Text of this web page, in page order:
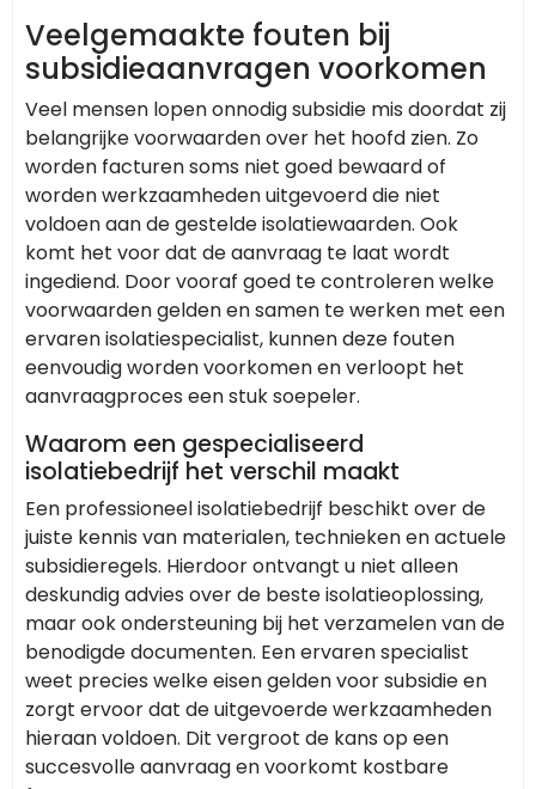
Veelgemaakte fouten bij
subsidieaanvragen voorkomen
Veel mensen lopen onnodig subsidie mis doordat zij
belangrijke voorwaarden over het hoofd zien. Zo
worden facturen soms niet goed bewaard of
worden werkzaamheden uitgevoerd die niet
voldoen aan de gestelde isolatiewaarden. Ook
komt het voor dat de aanvraag te laat wordt
ingediend. Door vooraf goed te controleren welke
voorwaarden gelden en samen te werken met een
ervaren isolatiespecialist, kunnen deze fouten
eenvoudig worden voorkomen en verloopt het
aanvraagproces een stuk soepeler.
Waarom een gespecialiseerd
isolatiebedrijf het verschil maakt
Een professioneel isolatiebedrijf beschikt over de
juiste kennis van materialen, technieken en actuele
subsidieregels. Hierdoor ontvangt u niet alleen
deskundig advies over de beste isolatieoplossing,
maar ook ondersteuning bij het verzamelen van de
benodigde documenten. Een ervaren specialist
weet precies welke eisen gelden voor subsidie en
zorgt ervoor dat de uitgevoerde werkzaamheden
hieraan voldoen. Dit vergroot de kans op een
succesvolle aanvraag en voorkomt kostbare